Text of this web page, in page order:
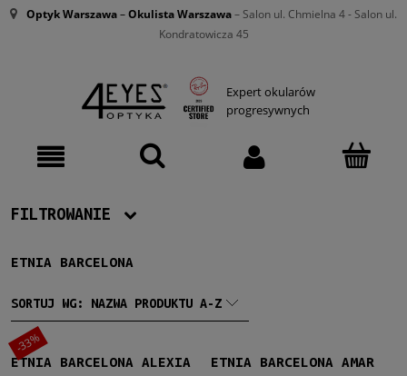
Optyk Warszawa–Okulista Warszawa– Salon ul. Chmielna 4 - Salon ul.
Kondratowicza 45
Expert okularów
progresywnych
FILTROWANIE
Producent
Etnia Barcelona(93)
Damskie
Damskie(75)
ETNIA BARCELONA
SORTUJ WG: NAZWA PRODUKTU A-Z
ETNIA BARCELONA ALEXIA
-33%
ETNIA BARCELONA AMAR